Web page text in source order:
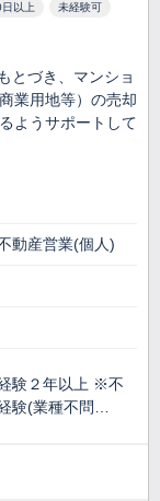
以上 未経験可
とづき、マンショ
業用地等）の売却
ようサポートして
動産営業(個人)
験２年以上 ※不
験(業種不問…